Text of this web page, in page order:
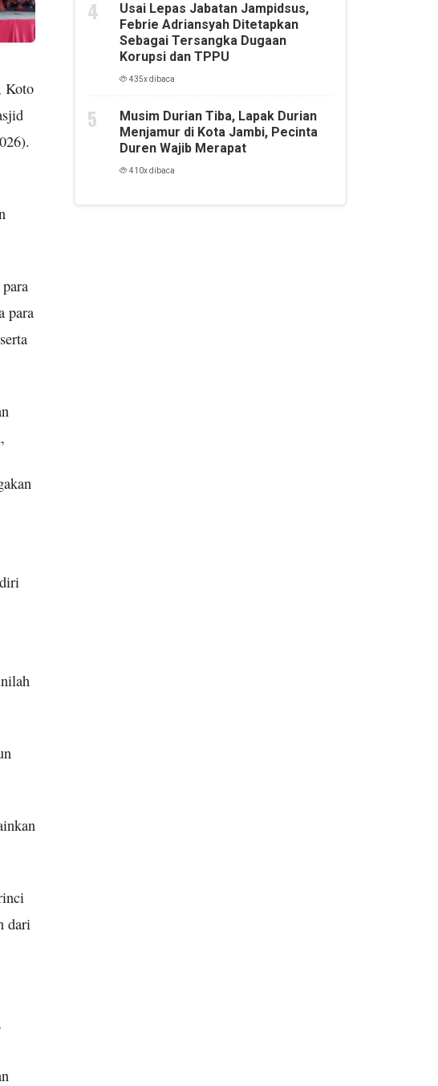
Koto
para
dari
Usai Lepas Jabatan Jampidsus,
Febrie Adriansyah Ditetapkan
Sebagai Tersangka Dugaan
Korupsi dan TPPU
435x dibaca
Musim Durian Tiba, Lapak Durian
Menjamur di Kota Jambi, Pecinta
Duren Wajib Merapat
410x dibaca